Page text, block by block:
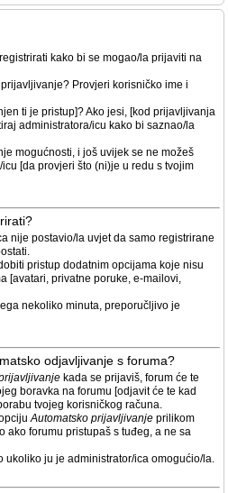
kako bi se mogao/la prijaviti na
Provjeri korisničko ime i
ti je pristup]? Ako jesi, [kod prijavljivanja
administratora/icu kako bi saznao/la
mogućnosti, i još uvijek se ne možeš
[da provjeri što (ni)je u redu s tvojim
nije postavio/la uvjet da samo registrirane
pristup dodatnim opcijama koje nisu
[avatari, privatne poruke, e-mailovi,
nekoliko minuta, preporučljivo je
odjavljivanje s foruma?
kada se prijaviš, forum će te
boravka na forumu [odjavit će te kad
tvojeg korisničkog računa.
Automatsko prijavljivanje prilikom
ako forumu pristupaš s tuđeg, a ne sa
ukoliko ju je administrator/ica omogućio/la.